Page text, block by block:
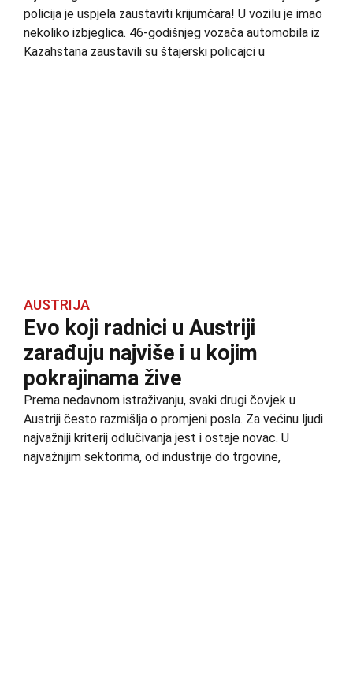
policija je uspjela zaustaviti krijumčara! U vozilu je imao
nekoliko izbjeglica. 46-godišnjeg vozača automobila iz
Kazahstana zaustavili su štajerski policajci u
AUSTRIJA
Evo koji radnici u Austriji
zarađuju najviše i u kojim
pokrajinama žive
Prema nedavnom istraživanju, svaki drugi čovjek u
Austriji često razmišlja o promjeni posla. Za većinu ljudi
najvažniji kriterij odlučivanja jest i ostaje novac. U
najvažnijim sektorima, od industrije do trgovine,